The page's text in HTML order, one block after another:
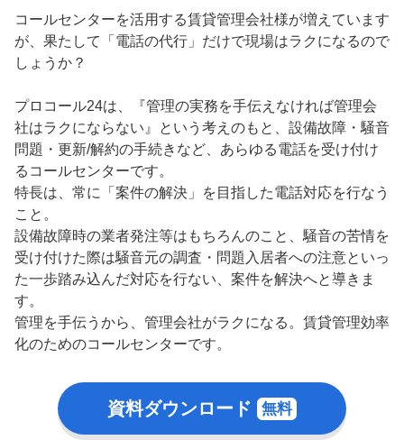
コールセンターを活用する賃貸管理会社様が増えています
が、果たして「電話の代行」だけで現場はラクになるので
しょうか？
プロコール24は、『管理の実務を手伝えなければ管理会
社はラクにならない』という考えのもと、設備故障・騒音
問題・更新/解約の手続きなど、あらゆる電話を受け付け
るコールセンターです。
特長は、常に「案件の解決」を目指した電話対応を行なう
こと。
設備故障時の業者発注等はもちろんのこと、騒音の苦情を
受け付けた際は騒音元の調査・問題入居者への注意といっ
た一歩踏み込んだ対応を行ない、案件を解決へと導きま
す。
管理を手伝うから、管理会社がラクになる。賃貸管理効率
化のためのコールセンターです。
資料ダウンロード